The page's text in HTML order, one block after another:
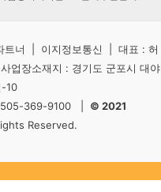
트너 | 이지정보통신 | 대표 : 허
장소재지 : 경기도 군포시 대야
-10
369-9100 | © 2021
Reserved.